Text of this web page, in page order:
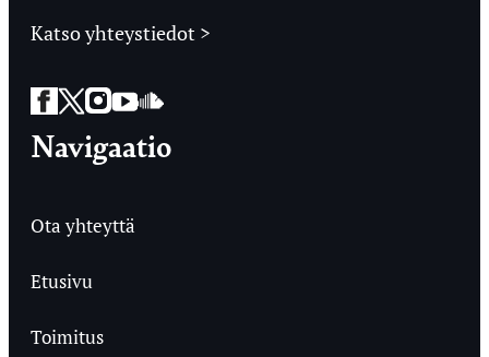
Katso yhteystiedot >
Facebook
Twitter
Instagram
YouTube
SoundCloud
Navigaatio
Ota yhteyttä
Etusivu
Toimitus